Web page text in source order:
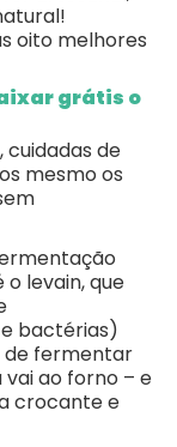
oito melhores
grátis o
cuidadas de
mesmo os
levain, que
bactérias)
de fermentar
vai ao forno – e
crocante e